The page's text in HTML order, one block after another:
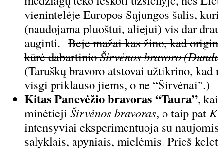
vienintelėje Europos Sąjungos šalis,
(naudojama pluoštui, aliejui) vis dar
auginti. Beje mažai kas žino, kad
kūrė dabartinioŠirvėnos bravoro
(Taruškų bravoro atstovai užtikrino, kad
visgi priklauso jiems, o ne “Širvėnai”.)
Kitas Panevėžio bravoras “Taura”,
minėtieji Širvėnos bravoras, o taip pat
intensyviai eksperimentuoja su
salyklais, apyniais, mielėmis. Prieš